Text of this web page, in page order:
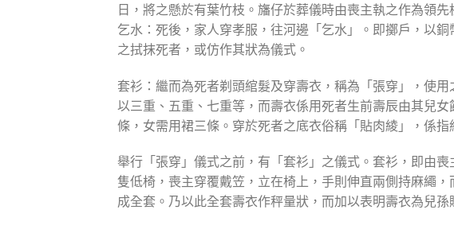
日，將之懸於有葉竹枝。旛仔於葬儀時由喪主執之作為領先
乞水：死後，家人穿孝服，往河邊「乞水」。即擲戶，以
之拭抹死者，或仿作其狀為儀式。
套衫：繼而為死者剃頭綰髮及穿壽衣，稱為「張穿」，使
以三重、五重、七重等，而壽衣係用死者生前壽辰由其兒
條，女需用裙三條。穿於死者之底衣俗稱「貼肉綾」，係
舉行「張穿」儀式之前，有「套衫」之儀式。套衫，即由
隻低椅，喪主穿覆戴笠，立在椅上，手則伸直兩側持麻繩
成全套。乃以此全套壽衣作秤量狀，而加以表明壽衣為兒孫